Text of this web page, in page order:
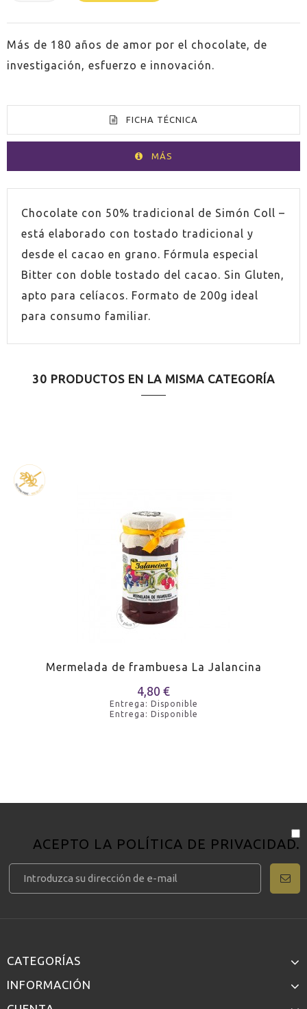
Más de 180 años de amor por el chocolate, de
investigación, esfuerzo e innovación.
FICHA TÉCNICA
MÁS
PAÍS España
Chocolate con 50% tradicional de Simón Coll –
está elaborado con tostado tradicional y
desde el cacao en grano. Fórmula especial
Bitter con doble tostado del cacao. Sin Gluten,
apto para celíacos. Formato de 200g ideal
para consumo familiar.
30 PRODUCTOS EN LA MISMA CATEGORÍA
Mermelada de frambuesa La Jalancina
4,80 €
Entrega: Disponible
Entrega: Disponible
ACEPTO LA POLÍTICA DE PRIVACIDAD.
CATEGORÍAS
INFORMACIÓN